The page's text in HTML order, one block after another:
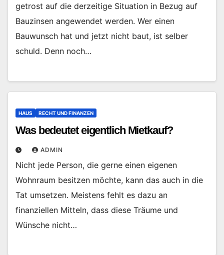
getrost auf die derzeitige Situation in Bezug auf
Bauzinsen angewendet werden. Wer einen
Bauwunsch hat und jetzt nicht baut, ist selber
schuld. Denn noch…
HAUS RECHT UND FINANZEN
Was bedeutet eigentlich Mietkauf?
ADMIN
Nicht jede Person, die gerne einen eigenen
Wohnraum besitzen möchte, kann das auch in die
Tat umsetzen. Meistens fehlt es dazu an
finanziellen Mitteln, dass diese Träume und
Wünsche nicht…